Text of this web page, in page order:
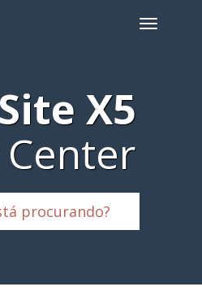
X5